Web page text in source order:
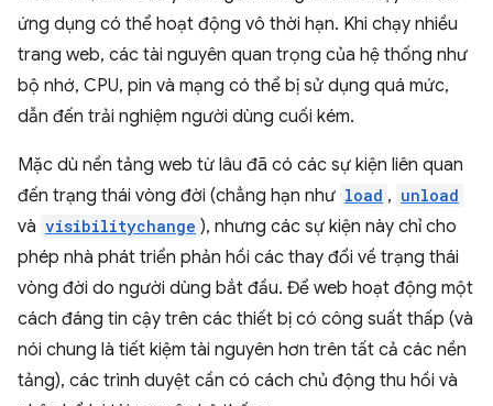
ứng dụng có thể hoạt động vô thời hạn. Khi chạy nhiều
trang web, các tài nguyên quan trọng của hệ thống như
bộ nhớ, CPU, pin và mạng có thể bị sử dụng quá mức,
dẫn đến trải nghiệm người dùng cuối kém.
Mặc dù nền tảng web từ lâu đã có các sự kiện liên quan
đến trạng thái vòng đời (chẳng hạn như load , unload
và visibilitychange ), nhưng các sự kiện này chỉ cho
phép nhà phát triển phản hồi các thay đổi về trạng thái
vòng đời do người dùng bắt đầu. Để web hoạt động một
cách đáng tin cậy trên các thiết bị có công suất thấp (và
nói chung là tiết kiệm tài nguyên hơn trên tất cả các nền
tảng), các trình duyệt cần có cách chủ động thu hồi và